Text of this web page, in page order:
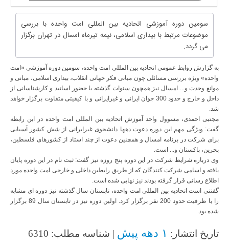
سومین دوره آموزشی اتحادیه بین المللی امت واحده با بررسی
موضوعات مرتبط با بیداری اسلامی، نیمه تیرماه امسال در تهران برگزار
می گردد.
به گزارش روابط عمومی اتحادیه بین المللی امت واحده، سومین دوره آموزشی «امت
واحده» ویژه بررسی مسائلی چون مبانی فکر جهانی انقلاب، بیداری اسلامی، مبانی و
موانع وحدت و... امسال نیز همچون سنوات گذشته با حضور اساتید و کارشناسانی از
داخل و خارج و حدود 300 جوان ایرانی و غیرایرانی و با کیفیتی متفاوت برگزار خواهد
شد.
مجتبی احمدی، مسوول واحد آموزش اتحادیه بین المللی امت واحده در این رابطه
گفت: ویژگی مهم این دوره دعوت دهها دانشجوی غیرایرانی از شش کشور آسیایی
برای شرکت در برنامه امسال و همچنین دعوت از چند استاد از کشورهای فلسطین،
بحرین، پاکستان و... است.
وی درباره شرایط شرکت در این دوره پنج روزه نیز گفت: ثبت نام در این دوره پایان
یافته و اسامی شرکت کنندگان که از طریق رابطین داخلی و خارجی امت واحده مورد
اطلاع رسانی قرار گرفته بودند نیز نهایی شده است.
گفتنی است اتحادیه بین المللی امت واحده، تابستان سال گذشته نیز دوره ای مشابه
را با ظرفیت حدود 200 نفر برگزار کرد. اولین دوره نیز در تابستان سال 89 برگزار
شده بود.
تاریخ انتشار: ۱ دهه پیش | شناسه مطلب: 6310